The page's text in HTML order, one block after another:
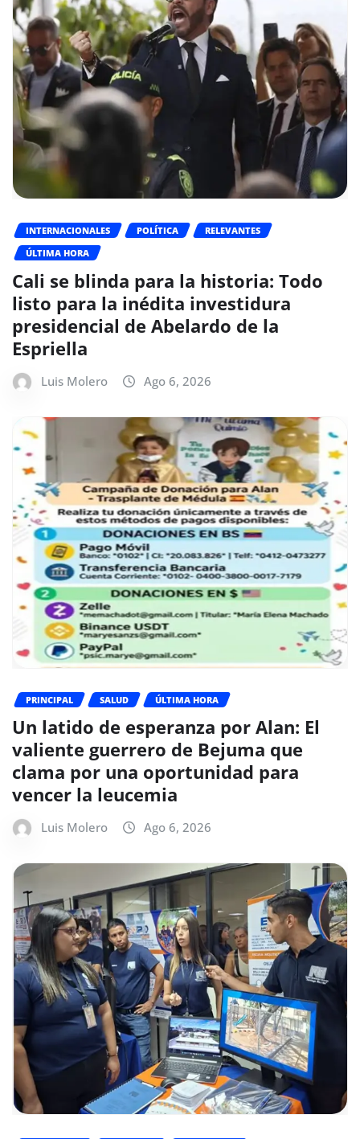
INTERNACIONALES POLÍTICA
RELEVANTES
ÚLTIMA HORA
Cali se blinda para la historia: Todo
listo para la inédita investidura
presidencial de Abelardo de la
Espriella
Luis Molero Ago 6, 2026
PRINCIPAL SALUD ÚLTIMA HORA
Un latido de esperanza por Alan: El
valiente guerrero de Bejuma que
clama por una oportunidad para
vencer la leucemia
Luis Molero Ago 6, 2026